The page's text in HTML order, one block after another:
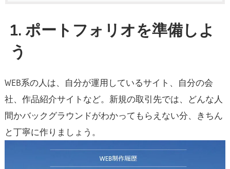
1. ポートフォリオを準備しよ
う
WEB系の人は、自分が運用しているサイト、自分の会
社、作品紹介サイトなど。新規の取引先では、どんな人
間かバックグラウンドがわかってもらえない分、きちん
と丁寧に作りましょう。